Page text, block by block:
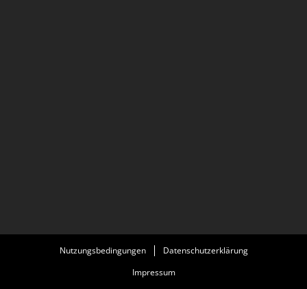
Nutzungsbedingungen
Datenschutzerklärung
Impressum